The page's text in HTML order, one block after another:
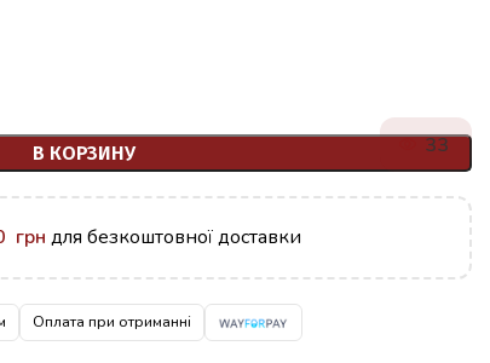
В КОРЗИНУ 33
грн для безкоштовної доставки
Оплата при отриманні